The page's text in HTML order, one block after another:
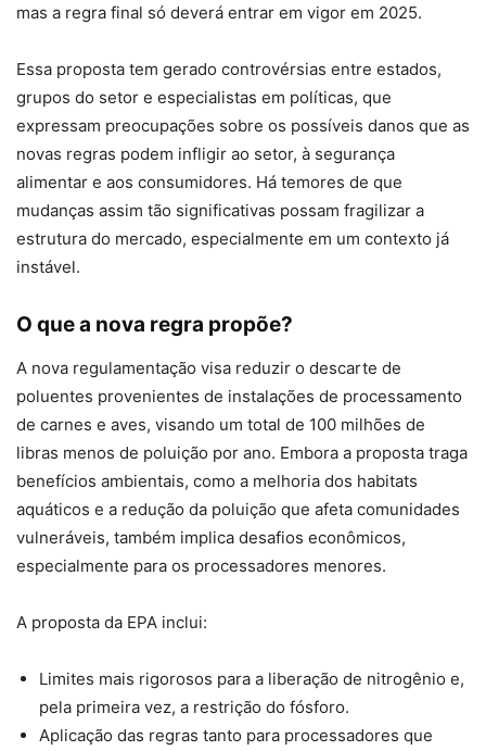
mas a regra final só deverá entrar em vigor em 2025.
Essa proposta tem gerado controvérsias entre estados,
grupos do setor e especialistas em políticas, que
expressam preocupações sobre os possíveis danos que as
novas regras podem infligir ao setor, à segurança
alimentar e aos consumidores. Há temores de que
mudanças assim tão significativas possam fragilizar a
estrutura do mercado, especialmente em um contexto já
instável.
O que a nova regra propõe?
A nova regulamentação visa reduzir o descarte de
poluentes provenientes de instalações de processamento
de carnes e aves, visando um total de 100 milhões de
libras menos de poluição por ano. Embora a proposta traga
benefícios ambientais, como a melhoria dos habitats
aquáticos e a redução da poluição que afeta comunidades
vulneráveis, também implica desafios econômicos,
especialmente para os processadores menores.
A proposta da EPA inclui:
Limites mais rigorosos para a liberação de nitrogênio e,
pela primeira vez, a restrição do fósforo.
Aplicação das regras tanto para processadores que